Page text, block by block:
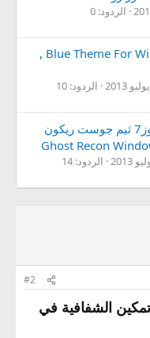
الردود: 0
ثيم وندوز7 الجديد لازرق , Blue Theme For Windows 7 ,
الردود: 10
ثيم كوست ريكون لوندوز7 , ثيم وندوز7 ثيم جوست ريكون
Ghost Recon
الردود: 14
#2
الشفافية في